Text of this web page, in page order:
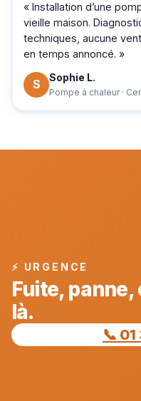
« Installation d’une
vieille maison.
techniques, aucune
en temps annoncé. »
S Sophie L.
Pompe à chaleur ·
⚡ URGENCE
Fuite, panne,
là.
📞